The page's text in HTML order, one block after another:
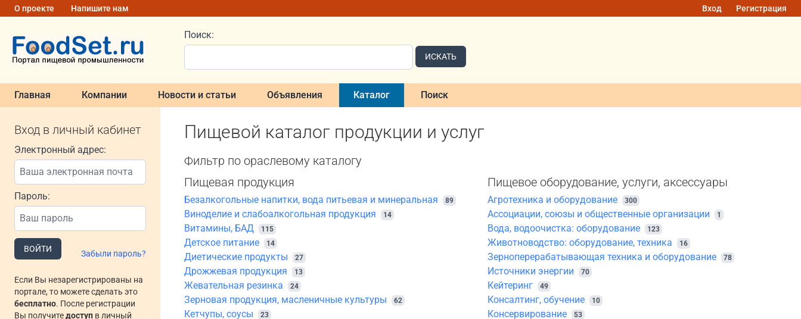
О проекте Напишите нам Вход Регистрация
Поиск:
ИСКАТЬ
Главная Компании Новости и статьи Объявления Каталог Поиск
Вход в личный кабинет
Электронный адрес:
Пароль:
ВОЙТИ Забыли пароль?
Если Вы незарегистрированы на
портале, то можете сделать это
бесплатно. После регистрации
Вы получитедоступ в личный
Пищевой каталог продукции и услуг
Фильтр по ораслевому каталогу
Пищевая продукция
Безалкогольные напитки, вода питьевая и минеральная 89
Виноделие и слабоалкогольная продукция 14
Витамины, БАД 115
Детское питание 14
Диетические продукты 27
Дрожжевая продукция 13
Жевательная резинка 24
Зерновая продукция, масленичные культуры 62
Кетчупы, соусы 23
Пищевое оборудование, услуги, аксессуары
Агротехника и оборудование 300
Ассоциации, союзы и общественные организации 1
Вода, водоочистка: оборудование 123
Животноводство: оборудование, техника 16
Зерноперерабатывающая техника и оборудование 78
Источники энергии 70
Кейтеринг 49
Консалтинг, обучение 10
Консервирование 53